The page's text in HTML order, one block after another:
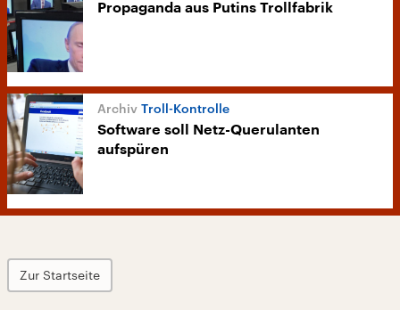
Propaganda aus Putins Trollfabrik
Troll-Kontrolle
Software soll Netz-Querulanten
aufspüren
Zur Startseite